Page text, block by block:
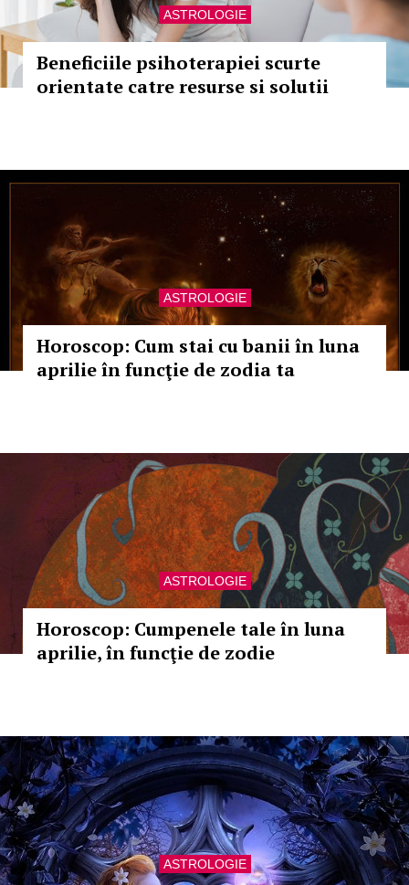
ASTROLOGIE
Beneficiile psihoterapiei scurte
orientate catre resurse si solutii
ASTROLOGIE
Horoscop: Cum stai cu banii în luna
aprilie în funcţie de zodia ta
ASTROLOGIE
Horoscop: Cumpenele tale în luna
aprilie, în funcţie de zodie
ASTROLOGIE